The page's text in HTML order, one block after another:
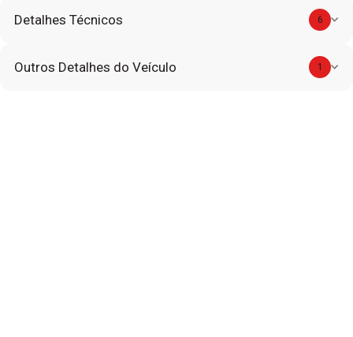
Detalhes Técnicos 6
Outros Detalhes do Veículo 1